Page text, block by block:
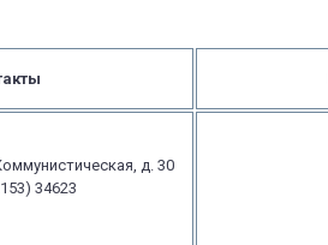
д. 30
34623